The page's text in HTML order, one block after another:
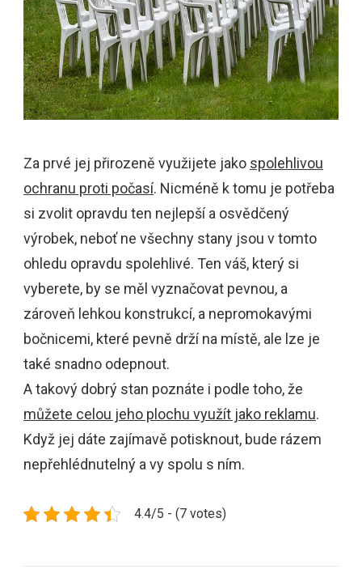
Za prvé jej přirozeně využijete jako spolehlivou
ochranu proti počasí. Nicméně k tomu je potřeba
si zvolit opravdu ten nejlepší a osvědčený
výrobek, neboť ne všechny stany jsou v tomto
ohledu opravdu spolehlivé. Ten váš, který si
vyberete, by se měl vyznačovat pevnou, a
zároveň lehkou konstrukcí, a nepromokavými
bočnicemi, které pevně drží na místě, ale lze je
také snadno odepnout.
A takový dobrý stan poznáte i podle toho, že
můžete celou jeho plochu využít jako reklamu.
Když jej dáte zajímavě potisknout, bude rázem
nepřehlédnutelný a vy spolu s ním.
4.4/5 - (7 votes)